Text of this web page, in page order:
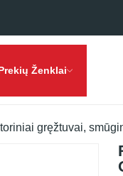
Ženklai
gręžtuvai,